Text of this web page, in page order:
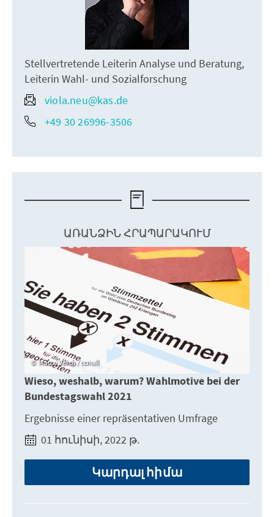
Stellvertretende Leiterin Analyse und Beratung,
Leiterin Wahl- und Sozialforschung
viola.neu@kas.de
+49 30 26996-3506
ԱՌԱՆՁԻՆ ՀՐԱՊԱՐԱԿՈՒՄ
Marco Verch / ccnull
Wieso, weshalb, warum? Wahlmotive bei der
Bundestagswahl 2021
Ergebnisse einer repräsentativen Umfrage
01 հունիսի, 2022 թ.
Կարդալ հիմա